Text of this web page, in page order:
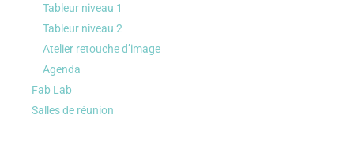
Tableur niveau 1
Tableur niveau 2
Atelier retouche d’image
Agenda
Fab Lab
Salles de réunion